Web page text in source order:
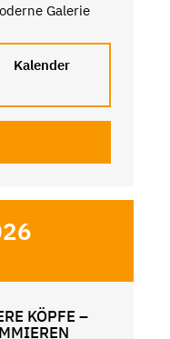
Galerie
Kalender
KÖPFE –